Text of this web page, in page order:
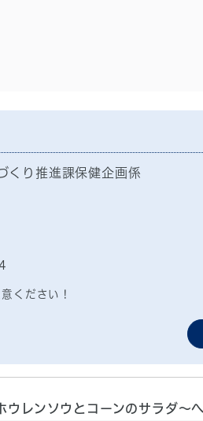
くり推進課保健企画係
ください！
ウレンソウとコーンのサラダ～